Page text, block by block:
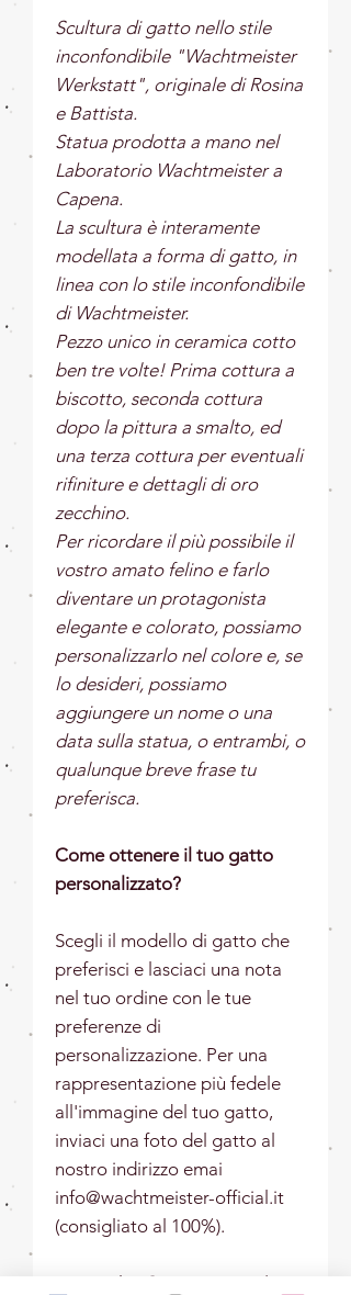
Scultura di gatto nello stile
inconfondibile "Wachtmeister
Werkstatt", originale di Rosina
e Battista.
Statua prodotta a mano nel
Laboratorio Wachtmeister a
Capena.
La scultura è interamente
modellata a forma di gatto, in
linea con lo stile inconfondibile
di Wachtmeister.
Pezzo unico in ceramica cotto
ben tre volte! Prima cottura a
biscotto, seconda cottura
dopo la pittura a smalto, ed
una terza cottura per eventuali
rifiniture e dettagli di oro
zecchino.
Per ricordare il più possibile il
vostro amato felino e farlo
diventare un protagonista
elegante e colorato, possiamo
personalizzarlo nel colore e, se
lo desideri, possiamo
aggiungere un nome o una
data sulla statua, o entrambi, o
qualunque breve frase tu
preferisca.
Come ottenere il tuo gatto
personalizzato?
Scegli il modello di gatto che
preferisci e lasciaci una nota
nel tuo ordine con le tue
preferenze di
personalizzazione. Per una
rappresentazione più fedele
all'immagine del tuo gatto,
inviaci una foto del gatto al
nostro indirizzo emai
info@wachtmeister-official.it
(consigliato al 100%).
Materiale:
Ceramica, smalto e